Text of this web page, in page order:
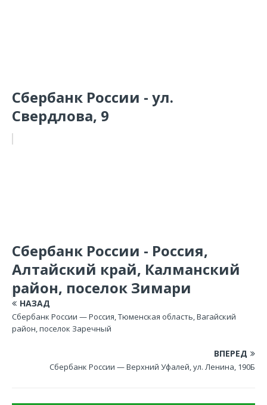
Сбербанк России - ул.
Свердлова, 9
Сбербанк России - Россия,
Алтайский край, Калманский
район, поселок Зимари
НАЗАД
Сбербанк России — Россия, Тюменская область, Вагайский
район, поселок Заречный
ВПЕРЕД
Сбербанк России — Верхний Уфалей, ул. Ленина, 190Б